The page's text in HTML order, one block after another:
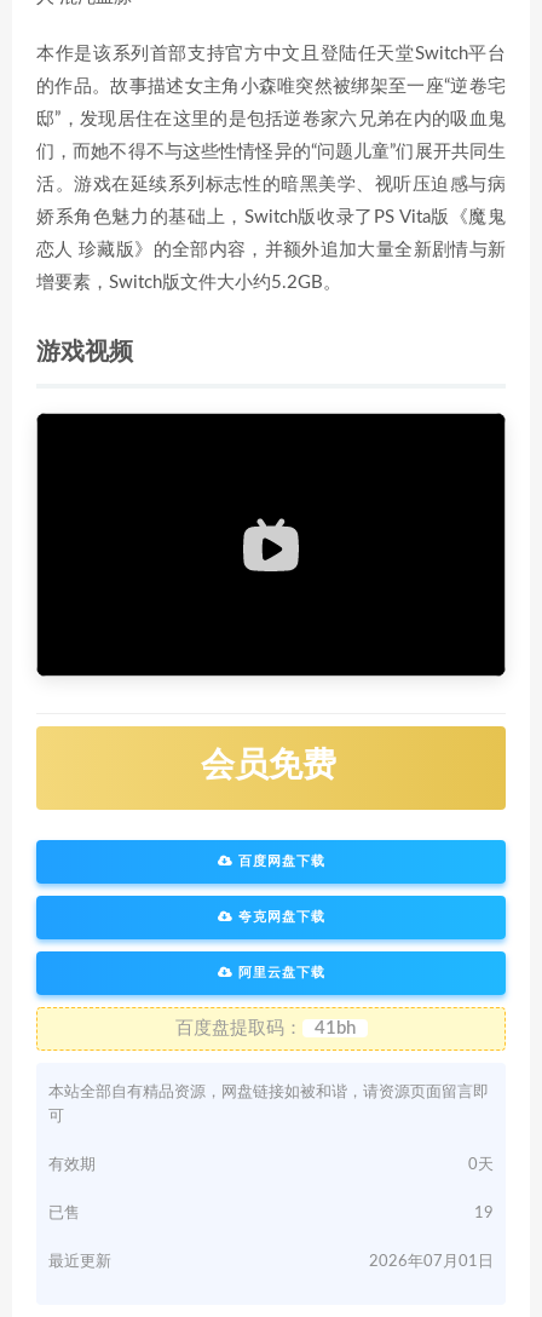
本作是该系列首部支持官方中文且登陆任天堂Switch平台
的作品。故事描述女主角小森唯突然被绑架至一座“逆卷宅
邸”，发现居住在这里的是包括逆卷家六兄弟在内的吸血鬼
们，而她不得不与这些性情怪异的“问题儿童”们展开共同生
活。游戏在延续系列标志性的暗黑美学、视听压迫感与病
娇系角色魅力的基础上，Switch版收录了PS Vita版《魔鬼
恋人 珍藏版》的全部内容，并额外追加大量全新剧情与新
增要素，Switch版文件大小约5.2GB。
游戏视频
会员免费
百度网盘下载
夸克网盘下载
阿里云盘下载
百度盘提取码： 41bh
本站全部自有精品资源，网盘链接如被和谐，请资源页面留言即
可
有效期 0天
已售 19
最近更新 2026年07月01日